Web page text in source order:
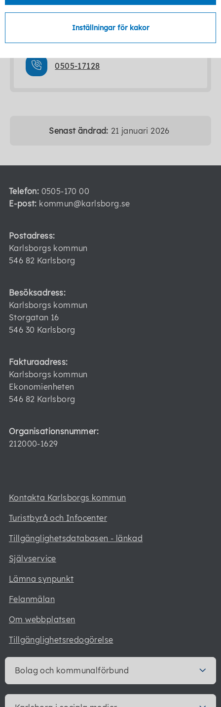
0505-17128
Senast ändrad: 21 januari 2026
Telefon: 0505-170 00
E-post: kommun@karlsborg.se
Postadress:
Karlsborgs kommun
546 82 Karlsborg
Besöksadress:
Karlsborgs kommun
Storgatan 16
546 30 Karlsborg
Fakturaadress:
Karlsborgs kommun
Ekonomienheten
546 82 Karlsborg
Organisationsnummer:
212000-1629
Kontakta Karlsborgs kommun
Turistbyrå och Infocenter
Tillgänglighetsdatabasen - länkad
Självservice
Lämna synpunkt
Felanmälan
Om webbplatsen
Tillgänglighetsredogörelse
Bolag och kommunalförbund
Inställningar för kakor